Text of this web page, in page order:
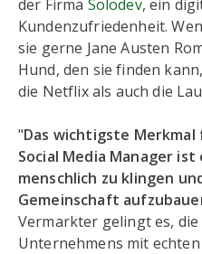
der Firma Solodev, ein
Kundenzufriedenheit.
sie gerne Jane Austen
Hund, den sie finden
die Netflix als auch die
"Das wichtigste
Social Media Manager
menschlich zu klingen
Gemeinschaft
Vermarkter gelingt es,
Unternehmens mit